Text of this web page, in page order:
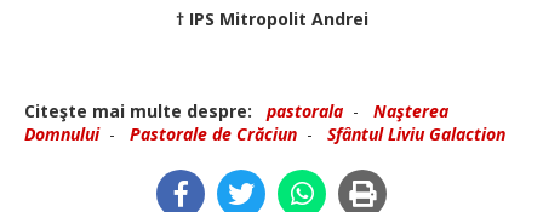
† IPS Mitropolit Andrei
Citeşte mai multe despre: pastorala - Naşterea
Domnului- Pastorale de Crăciun - Sfântul Liviu Galaction